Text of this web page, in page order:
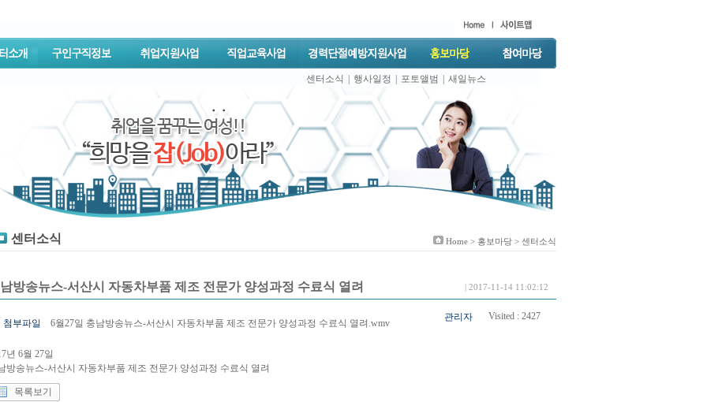
센터소식 행사일정 포토앨범 새일뉴스
센터소식 Home > 홍보마당 > 센터소식
방송뉴스-서산시 자동차부품 제조 전문가 양성과정 수료식 열려 | 2017-11-14 11:02:12
관리자 Visited : 2427
첨부파일 6월27일 충남방송뉴스-서산시 자동차부품 제조 전문가 양성과정 수료식 열려.wmv
년 6월 27일
방송뉴스-서산시 자동차부품 제조 전문가 양성과정 수료식 열려
목록보기